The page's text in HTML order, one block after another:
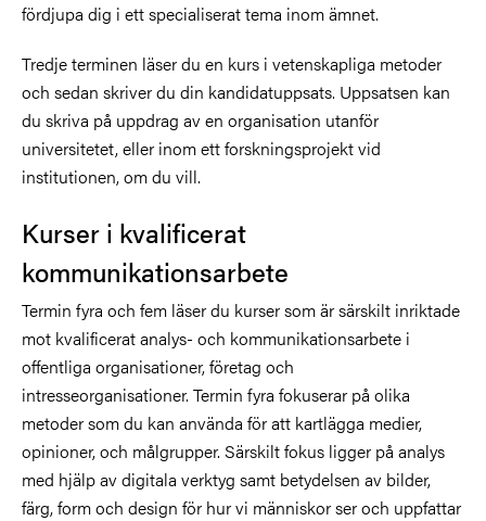
fördjupa dig i ett specialiserat tema inom ämnet.
Tredje terminen läser du en kurs i vetenskapliga metoder
och sedan skriver du din kandidatuppsats. Uppsatsen kan
du skriva på uppdrag av en organisation utanför
universitetet, eller inom ett forskningsprojekt vid
institutionen, om du vill.
Kurser i kvalificerat
kommunikationsarbete
Termin fyra och fem läser du kurser som är särskilt inriktade
mot kvalificerat analys- och kommunikationsarbete i
offentliga organisationer, företag och
intresseorganisationer. Termin fyra fokuserar på olika
metoder som du kan använda för att kartlägga medier,
opinioner, och målgrupper. Särskilt fokus ligger på analys
med hjälp av digitala verktyg samt betydelsen av bilder,
färg, form och design för hur vi människor ser och uppfattar